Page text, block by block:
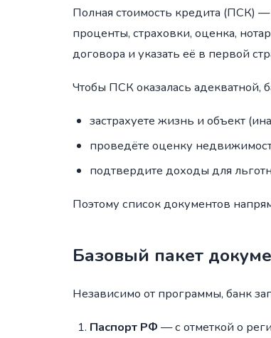
Полная стоимость кредита (ПСК) —
проценты, страховки, оценка,
договора и указать её в первой
Чтобы ПСК оказалась адекватной,
застрахуете жизнь и объект
проведёте оценку
подтвердите доходы для
Поэтому список документов
Базовый пакет
Независимо от программы, банк
Паспорт РФ — с отметкой о